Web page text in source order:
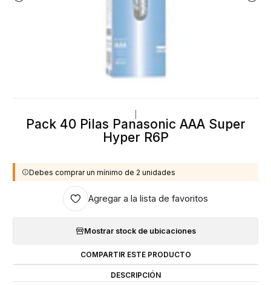
Pack 40 Pilas Panasonic AAA Super
Hyper R6P
Debes comprar un mínimo de 2 unidades
Agregar a la lista de favoritos
Mostrar stock de ubicaciones
COMPARTIR ESTE PRODUCTO
DESCRIPCIÓN